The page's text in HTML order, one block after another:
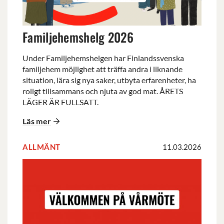
Familjehemshelg 2026
Under Familjehemshelgen har Finlandssvenska
familjehem möjlighet att träffa andra i liknande
situation, lära sig nya saker, utbyta erfarenheter, ha
roligt tillsammans och njuta av god mat. ÅRETS
LÄGER ÄR FULLSATT.
Läs mer
ALLMÄNT 11.03.2026